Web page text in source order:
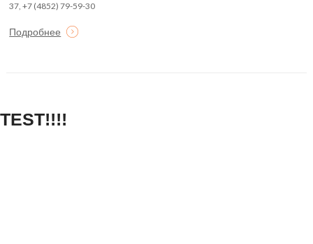
37, +7 (4852) 79-59-30
Подробнее
TEST!!!!